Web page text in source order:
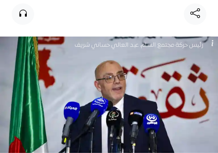
رئيس حركة مجتمع السلم، عبد العالي حساني شريف